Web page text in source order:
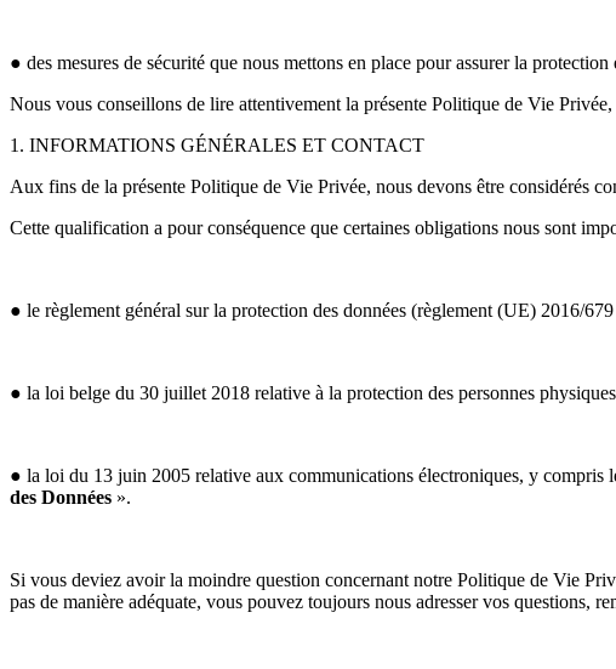
● des mesures de sécurité que nous mettons en place pour assurer la
Nous vous conseillons de lire attentivement la présente Politique de Vie
1. INFORMATIONS GÉNÉRALES ET CONTACT
Aux fins de la présente Politique de Vie Privée, nous devons être considérés
Cette qualification a pour conséquence que certaines obligations nous sont
● le règlement général sur la protection des données (règlement (UE) 2016/
● la loi belge du 30 juillet 2018 relative à la protection des personnes
● la loi du 13 juin 2005 relative aux communications électroniques, y compris
des Données ».
Si vous deviez avoir la moindre question concernant notre Politique de Vie
pas de manière adéquate, vous pouvez toujours nous adresser vos questions,